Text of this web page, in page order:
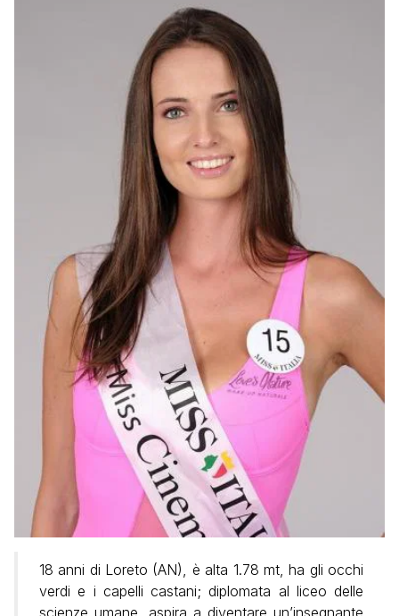
18 anni di Loreto (AN), è alta 1.78 mt, ha gli occhi
verdi e i capelli castani; diplomata al liceo delle
scienze umane, aspira a diventare un’insegnante